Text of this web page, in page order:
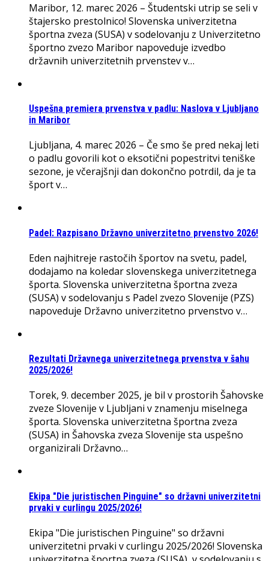
Maribor, 12. marec 2026 – Študentski utrip se seli v
štajersko prestolnico! Slovenska univerzitetna
športna zveza (SUSA) v sodelovanju z Univerzitetno
športno zvezo Maribor napoveduje izvedbo
državnih univerzitetnih prvenstev v…
Uspešna premiera prvenstva v padlu: Naslova v Ljubljano
in Maribor
Ljubljana, 4. marec 2026 – Če smo še pred nekaj leti
o padlu govorili kot o eksotični popestritvi teniške
sezone, je včerajšnji dan dokončno potrdil, da je ta
šport v…
Padel: Razpisano Državno univerzitetno prvenstvo 2026!
Eden najhitreje rastočih športov na svetu, padel,
dodajamo na koledar slovenskega univerzitetnega
športa. Slovenska univerzitetna športna zveza
(SUSA) v sodelovanju s Padel zvezo Slovenije (PZS)
napoveduje Državno univerzitetno prvenstvo v…
Rezultati Državnega univerzitetnega prvenstva v šahu
2025/2026!
Torek, 9. december 2025, je bil v prostorih Šahovske
zveze Slovenije v Ljubljani v znamenju miselnega
športa. Slovenska univerzitetna športna zveza
(SUSA) in Šahovska zveza Slovenije sta uspešno
organizirali Državno…
Ekipa "Die juristischen Pinguine" so državni univerzitetni
prvaki v curlingu 2025/2026!
Ekipa "Die juristischen Pinguine" so državni
univerzitetni prvaki v curlingu 2025/2026! Slovenska